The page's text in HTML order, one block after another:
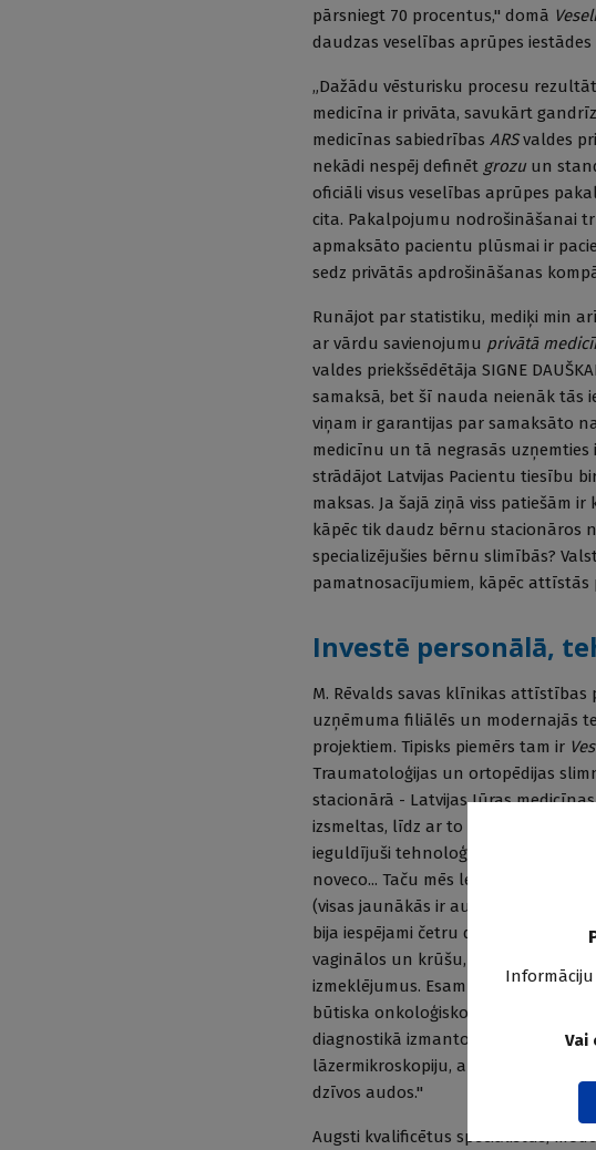
pārsniegt 70 procentus," domā
daudzas veselības aprūpes
„Dažādu vēsturisku procesu
medicīna ir privāta, savukārt
medicīnas sabiedrības ARSvaldes
nekādi nespēj definēt grozu un
oficiāli visus veselības aprūpes
cita. Pakalpojumu nodrošināšanai
apmaksāto pacientu plūsmai ir
sedz privātās apdrošināšanas
Runājot par statistiku, mediķi min
ar vārdu savienojumu privātā
valdes priekšsēdētāja SIGNE
samaksā, bet šī nauda neienāk tās
viņam ir garantijas par samaksāto
medicīnu un tā negrasās
strādājot Latvijas Pacientu tiesību
maksas. Ja šajā ziņā viss patiešām
kāpēc tik daudz bērnu stacionāros
specializējušies bērnu slimībās?
pamatnosacījumiem, kāpēc attīstās
Investē personālā,
M. Rēvalds savas klīnikas
uzņēmuma filiālēs un modernajās
projektiem. Tipisks piemērs tam ir
Traumatoloģijas un ortopēdijas
stacionārā - Latvijas Jūras
izsmeltas, līdz ar to visi jaunie
ieguldījuši tehnoloģijās. Savā ziņā
noveco... Taču mēs lepojamies ar
(visas jaunākās ir augstākās
bija iespējami četru dimensiju
vaginālos un krūšu, bet arī
izmeklējumus. Esam ieviesuši arī
būtiska onkoloģisko slimību agrīnā
diagnostikā izmantojam ne tikai
lāzermikroskopiju, ar kuras
dzīvos audos."
Augsti kvalificētus speciālistus,
Vai